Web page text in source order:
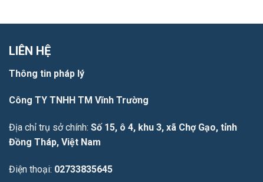
LIÊN HỆ
Thông tin pháp lý
Công TY TNHH TM Vĩnh Trường
Địa chỉ trụ sở chính: Số 15, ô 4, khu 3, xã Chợ Gạo, tỉnh
Đồng Tháp, Việt Nam
Điện thoại: 02733835645